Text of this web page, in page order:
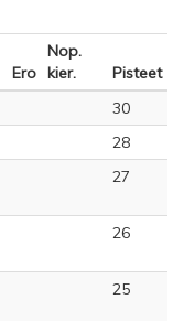
Ero
Nop.
kier.
Pisteet
30
28
27
26
25